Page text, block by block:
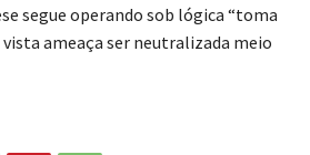
segue operando sob lógica “toma
vista ameaça ser neutralizada meio